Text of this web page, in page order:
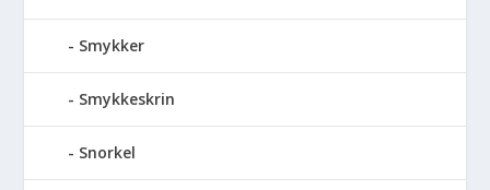
Smykker
Smykkeskrin
Snorkel